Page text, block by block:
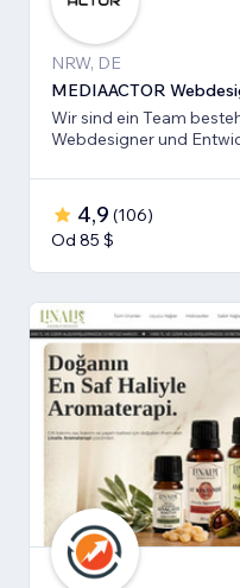
NRW, DE
MEDIAACTOR
Wir sind ein Team
Webdesigner und
4,9 (106)
Od 85 $